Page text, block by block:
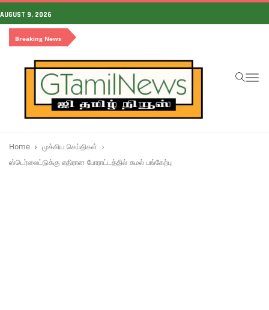
AUGUST 9, 2026
Breaking News
Home
முக்கிய செய்திகள்
ஸ்டெர்லைட்டுக்கு எதிரான போராட்டத்தில் கமல் பங்கேற்பு